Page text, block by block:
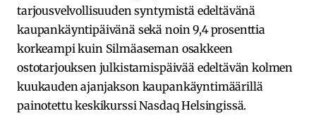
tarjousvelvollisuuden syntymistä edeltävänä
kaupankäyntipäivänä sekä noin 9,4 prosenttia
korkeampi kuin Silmäaseman osakkeen
ostotarjouksen julkistamispäivää edeltävän kolmen
kuukauden ajanjakson kaupankäyntimäärillä
painotettu keskikurssi Nasdaq Helsingissä.